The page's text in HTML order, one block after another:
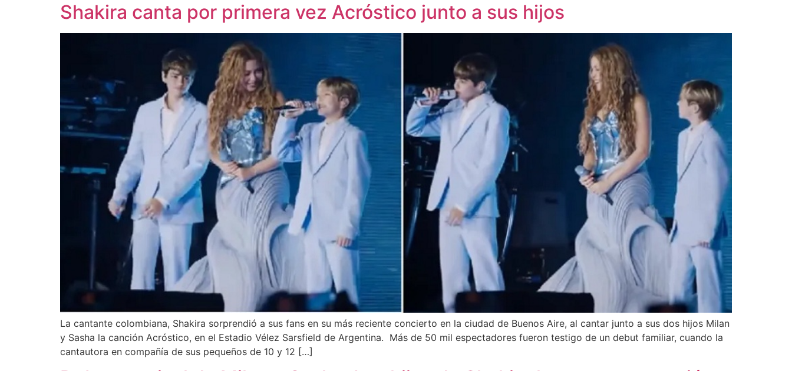
Shakira canta por primera vez Acróstico junto a sus hijos
La cantante colombiana, Shakira sorprendió a sus fans en su más reciente concierto en la ciudad de Buenos Aire, al cantar junto a sus dos hijos Milan
y Sasha la canción Acróstico, en el Estadio Vélez Sarsfield de Argentina. Más de 50 mil espectadores fueron testigo de un debut familiar, cuando la
cantautora en compañía de sus pequeños de 10 y 12 […]